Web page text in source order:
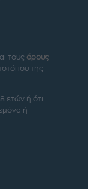
τους όρους
της
ετών ή ότι
ή